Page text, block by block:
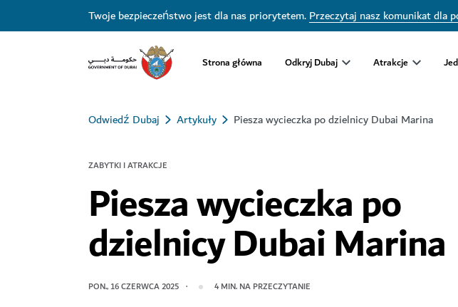
Twoje bezpieczeństwo jest dla nas priorytetem.Przeczytaj nasz komunikat dla
Strona główna Odkryj Dubaj Atrakcje
Odwiedź Dubaj Artykuły Piesza wycieczka po dzielnicy Dubai Marina
ZABYTKI I ATRAKCJE
Piesza wycieczka po
dzielnicy Dubai Marina
PON., 16 CZERWCA 2025 4 MIN. NA PRZECZYTANIE